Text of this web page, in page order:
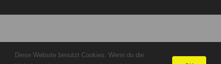
Diese Website benutzt Cookies. Wenn du die